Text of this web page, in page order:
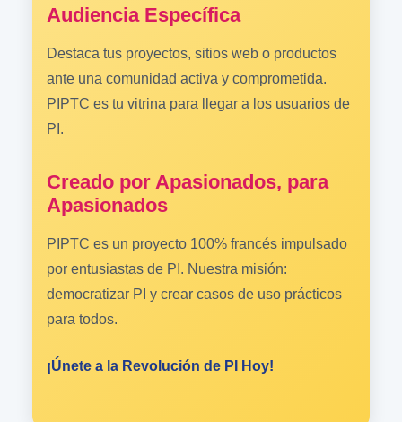
Audiencia Específica
Destaca tus proyectos, sitios web o productos
ante una comunidad activa y comprometida.
PIPTC es tu vitrina para llegar a los usuarios de
PI.
Creado por Apasionados, para
Apasionados
PIPTC es un proyecto 100% francés impulsado
por entusiastas de PI. Nuestra misión:
democratizar PI y crear casos de uso prácticos
para todos.
¡Únete a la Revolución de PI Hoy!